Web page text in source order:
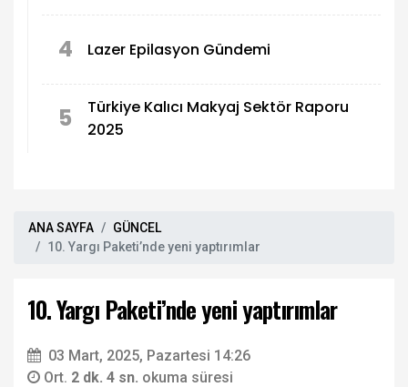
4 Lazer Epilasyon Gündemi
5
Türkiye Kalıcı Makyaj Sektör Raporu
2025
ANA SAYFA
GÜNCEL
10. Yargı Paketi’nde yeni yaptırımlar
10. Yargı Paketi’nde yeni yaptırımlar
03 Mart, 2025, Pazartesi 14:26
Ort. 2 dk. 4 sn. okuma süresi